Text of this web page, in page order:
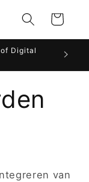
Winkelwagen
Digital
van